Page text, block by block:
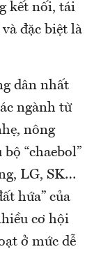
kết nối, tái
đặc biệt là
dân nhất
ngành từ
nông
“chaebol”
LG, SK…
hứa” của
cơ hội
ở mức dễ